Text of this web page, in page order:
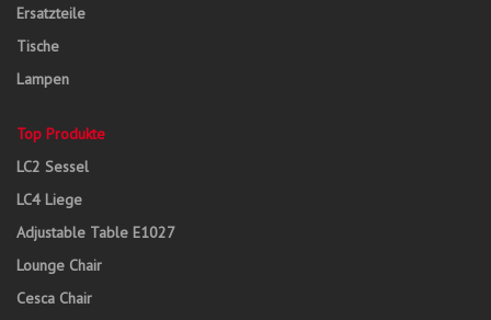
Ersatzteile
Tische
Lampen
Top Produkte
LC2 Sessel
LC4 Liege
Adjustable Table E1027
Lounge Chair
Cesca Chair